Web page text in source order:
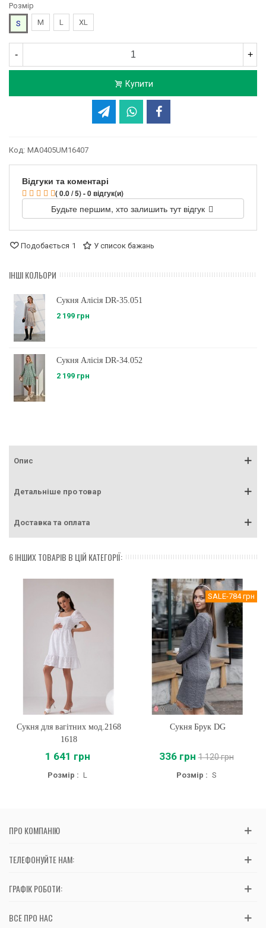
Розмір
S
M L XL
- +
Купити
Код: MA0405UM16407
Відгуки та коментарі
( 0.0 / 5) - 0 відгук(и)
Будьте першим, хто залишить тут відгук
Подобається 1 У список бажань
ІНШІ КОЛЬОРИ
Сукня Алісія DR-35.051
2 199 грн
Сукня Алісія DR-34.052
2 199 грн
Опис
Детальніше про товар
Доставка та оплата
6 ІНШИХ ТОВАРІВ В ЦІЙ КАТЕГОРІЇ:
Сукня для вагітних мод.2168
1618
1 641 грн
Розмір : L
SALE-784 грн
Сукня Брук DG
336 грн 1 120 грн
Розмір : S
ПРО КОМПАНІЮ
ТЕЛЕФОНУЙТЕ НАМ:
ГРАФІК РОБОТИ:
ВСЕ ПРО НАС